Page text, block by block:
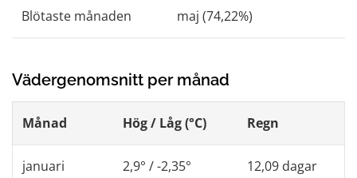
Blötaste månaden maj (74,22%)
Vädergenomsnitt per månad
Månad Hög / Låg (°C) Regn
januari 2,9° / -2,35° 12,09 dagar